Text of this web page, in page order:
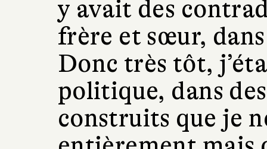
y avait des
frère et sœur,
Donc très tôt,
politique, dans
construits que je